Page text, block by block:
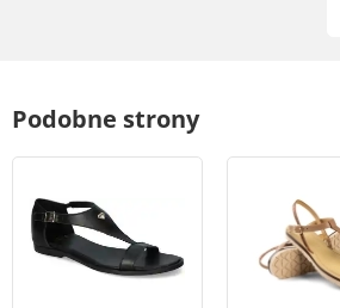
Podobne strony